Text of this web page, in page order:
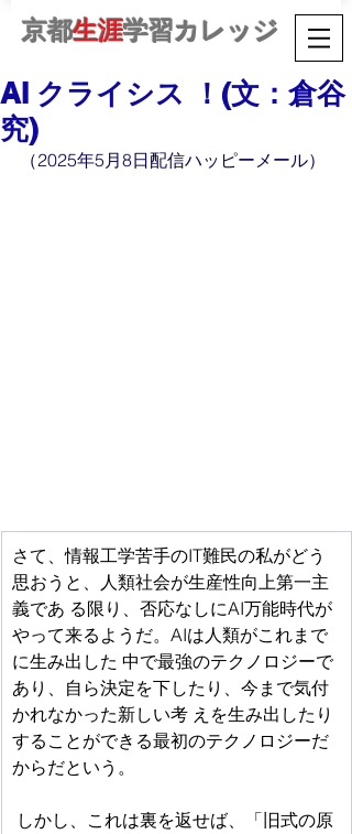
京都生涯学習カレッジ
AI クライシス ！(文：倉谷
究)
（2025年5月8日配信ハッピーメール）
さて、情報工学苦手のIT難民の私がどう
思おうと、人類社会が生産性向上第一主
義であ る限り、否応なしにAI万能時代が
やって来るようだ。AIは人類がこれまで
に生み出した 中で最強のテクノロジーで
あり、自ら決定を下したり、今まで気付
かれなかった新しい考 えを生み出したり
することができる最初のテクノロジーだ
からだという。
しかし、これは裏を返せば、「旧式の原